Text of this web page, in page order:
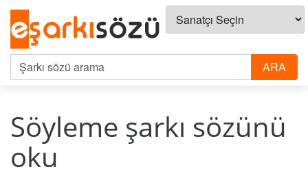
Söyleme şarkı sözünü
oku